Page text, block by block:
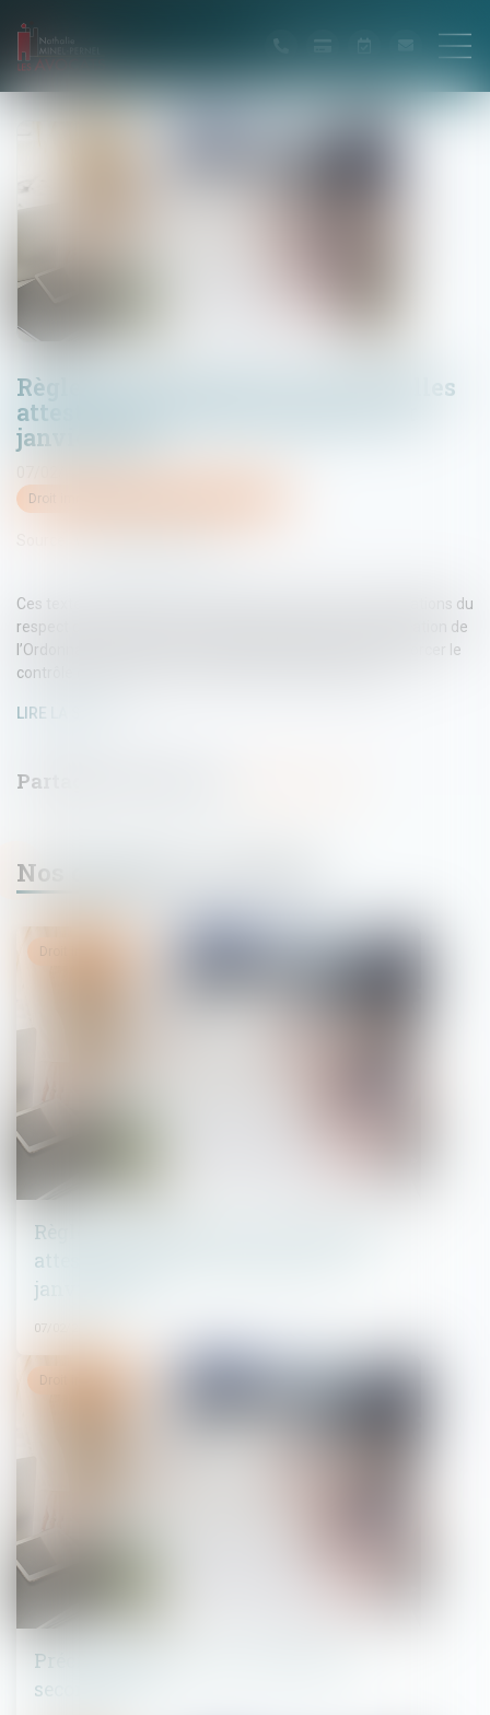
Règles de construction : les nouvelles
attestations à fournir depuis le 1er
janvier 2024
Droit immobilier
Ces textes réglementaires modifient le régime des attestations du
respect des normes de construction. Ils sont pris en application de
l’Ordonnance n°2022-1076 du 29 juillet 2022 visant à renforcer le
contrôle des règles de construction (ordonnance CRC)...
LIRE LA SUITE
Nos dernières actualités
Règles de construction : les nouvelles
attestations à fournir depuis le 1er
janvier 2024
07/02/2024
Droit immobilier
Précisions sur la sous-traitance de
second rang
Droit immobilier